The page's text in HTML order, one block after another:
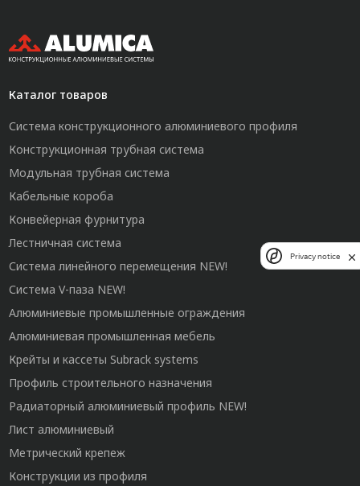
Каталог товаров
Система конструкционного алюминиевого профиля
Конструкционная трубная система
Модульная трубная система
Кабельные короба
Конвейерная фурнитура
Лестничная система
Система линейного перемещения NEW!
Система V-паза NEW!
Алюминиевые промышленные ограждения
Алюминиевая промышленная мебель
Крейты и кассеты Subrack systems
Профиль строительного назначения
Радиаторный алюминиевый профиль NEW!
Лист алюминиевый
Метрический крепеж
Конструкции из профиля
Privacy notice